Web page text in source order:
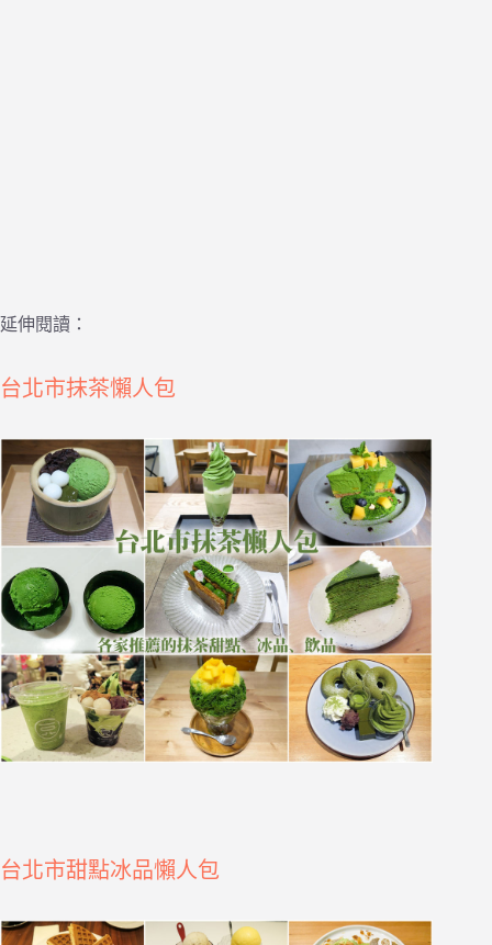
延伸閱讀：
台北市抹茶懶人包
台北市甜點冰品懶人包